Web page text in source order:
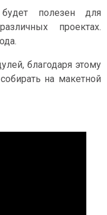
полезен для
проектах.
благодаря этому
на макетной